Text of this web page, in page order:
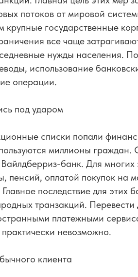
потоков от мировой
крупные государственные
все чаще
нужды населения.
использование
операции.
под ударом
списки попали
миллионы
банк. Для
пенсий, оплатой покупок на
последствие для этих
транзакций.
платежными
невозможно.
клиента